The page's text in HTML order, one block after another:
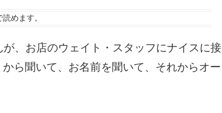
読めます。
、お店のウェイト・スタッフにナイスに接
から聞いて、お名前を聞いて、それからオー